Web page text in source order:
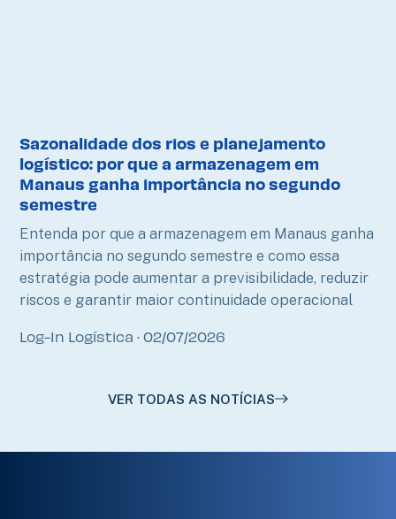
Sazonalidade dos rios e planejamento
logístico: por que a armazenagem em
Manaus ganha importância no segundo
semestre
Log-In Logística 02/07/2026
Entenda por que a armazenagem em Manaus ganha
importância no segundo semestre e como essa
estratégia pode aumentar a previsibilidade, reduzir
riscos e garantir maior continuidade operacional
VER TODAS AS NOTÍCIAS